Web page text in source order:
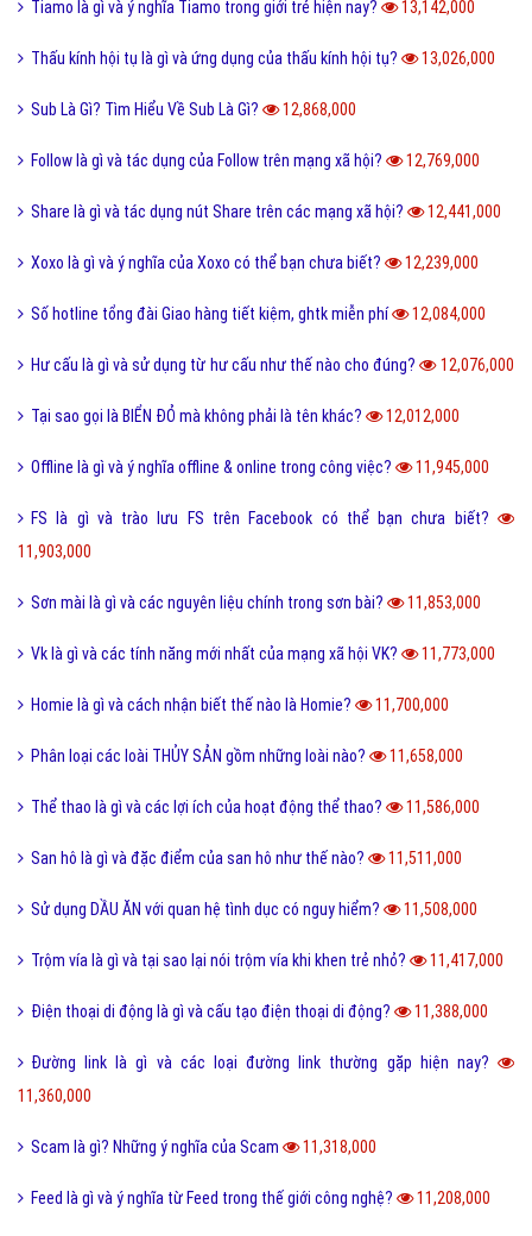
Tiamo là gì và ý nghĩa Tiamo trong giới trẻ hiện nay? 13,142,000
Thấu kính hội tụ là gì và ứng dụng của thấu kính hội tụ? 13,026,000
Sub Là Gì? Tìm Hiểu Về Sub Là Gì? 12,868,000
Follow là gì và tác dụng của Follow trên mạng xã hội? 12,769,000
Share là gì và tác dụng nút Share trên các mạng xã hội? 12,441,000
Xoxo là gì và ý nghĩa của Xoxo có thể bạn chưa biết? 12,239,000
Số hotline tổng đài Giao hàng tiết kiệm, ghtk miễn phí 12,084,000
Hư cấu là gì và sử dụng từ hư cấu như thế nào cho đúng? 12,076,000
Tại sao gọi là BIỂN ĐỎ mà không phải là tên khác? 12,012,000
Offline là gì và ý nghĩa offline & online trong công việc? 11,945,000
FS là gì và trào lưu FS trên Facebook có thể bạn chưa biết?
11,903,000
Sơn mài là gì và các nguyên liệu chính trong sơn bài? 11,853,000
Vk là gì và các tính năng mới nhất của mạng xã hội VK? 11,773,000
Homie là gì và cách nhận biết thế nào là Homie? 11,700,000
Phân loại các loài THỦY SẢN gồm những loài nào? 11,658,000
Thể thao là gì và các lợi ích của hoạt động thể thao? 11,586,000
San hô là gì và đặc điểm của san hô như thế nào? 11,511,000
Sử dụng DẦU ĂN với quan hệ tình dục có nguy hiểm? 11,508,000
Trộm vía là gì và tại sao lại nói trộm vía khi khen trẻ nhỏ? 11,417,000
Điện thoại di động là gì và cấu tạo điện thoại di động? 11,388,000
Đường link là gì và các loại đường link thường gặp hiện nay?
11,360,000
Scam là gì? Những ý nghĩa của Scam 11,318,000
Feed là gì và ý nghĩa từ Feed trong thế giới công nghệ? 11,208,000